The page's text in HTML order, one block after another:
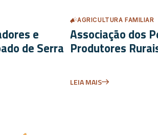
e
de Serra
AGRICULTURA FAMILIAR
Associação dos
Produtores
LEIA MAIS